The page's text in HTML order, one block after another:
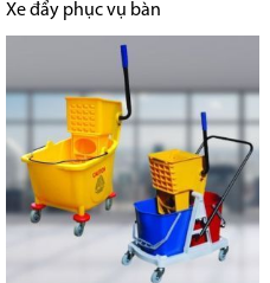
Xe đẩy phục vụ bàn